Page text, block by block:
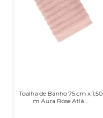
Toalha de Banho 75 cm x 1,50
m Aura Rose Atlâ...